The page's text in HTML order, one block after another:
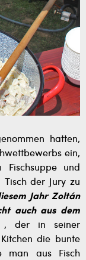
hatten,
ein,
und
Tisch der Jury zu
Jahr Zoltán
auch aus dem
der in seiner
die bunte
man aus Fisch